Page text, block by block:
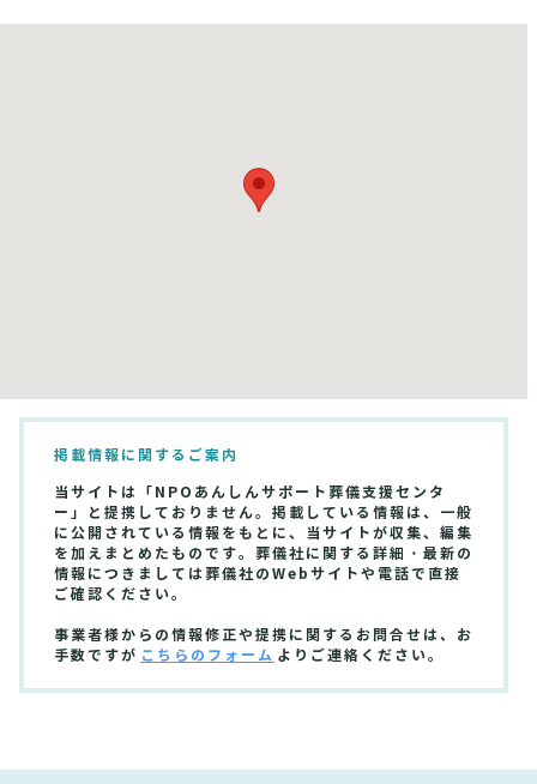
掲載情報に関するご案内
当サイトは「NPOあんしんサポート葬儀支援センタ
ー」と提携しておりません。掲載している情報は、一般
に公開されている情報をもとに、当サイトが収集、編集
を加えまとめたものです。葬儀社に関する詳細・最新の
情報につきましては葬儀社のWebサイトや電話で直接
ご確認ください。
事業者様からの情報修正や提携に関するお問合せは、お
手数ですが こちらのフォーム よりご連絡ください。